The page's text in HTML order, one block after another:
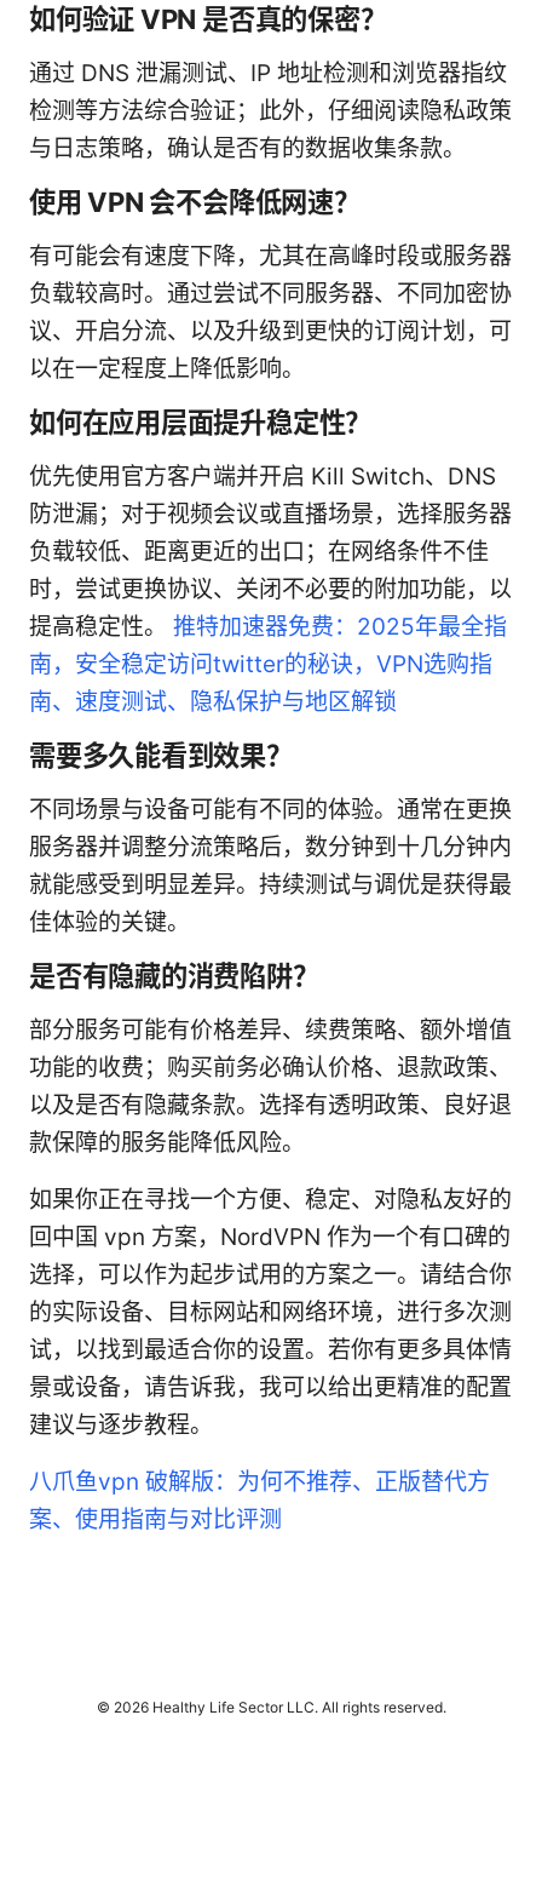
如何验证 VPN 是否真的保密？
通过 DNS 泄漏测试、IP 地址检测和浏览器指纹
检测等方法综合验证；此外，仔细阅读隐私政策
与日志策略，确认是否有的数据收集条款。
使用 VPN 会不会降低网速？
有可能会有速度下降，尤其在高峰时段或服务器
负载较高时。通过尝试不同服务器、不同加密协
议、开启分流、以及升级到更快的订阅计划，可
以在一定程度上降低影响。
如何在应用层面提升稳定性？
优先使用官方客户端并开启 Kill Switch、DNS
防泄漏；对于视频会议或直播场景，选择服务器
负载较低、距离更近的出口；在网络条件不佳
时，尝试更换协议、关闭不必要的附加功能，以
提高稳定性。 推特加速器免费：2025年最全指
南，安全稳定访问twitter的秘诀，VPN选购指
南、速度测试、隐私保护与地区解锁
需要多久能看到效果？
不同场景与设备可能有不同的体验。通常在更换
服务器并调整分流策略后，数分钟到十几分钟内
就能感受到明显差异。持续测试与调优是获得最
佳体验的关键。
是否有隐藏的消费陷阱？
部分服务可能有价格差异、续费策略、额外增值
功能的收费；购买前务必确认价格、退款政策、
以及是否有隐藏条款。选择有透明政策、良好退
款保障的服务能降低风险。
如果你正在寻找一个方便、稳定、对隐私友好的
回中国 vpn 方案，NordVPN 作为一个有口碑的
选择，可以作为起步试用的方案之一。请结合你
的实际设备、目标网站和网络环境，进行多次测
试，以找到最适合你的设置。若你有更多具体情
景或设备，请告诉我，我可以给出更精准的配置
建议与逐步教程。
八爪鱼vpn 破解版：为何不推荐、正版替代方
案、使用指南与对比评测
© 2026 Healthy Life Sector LLC. All rights reserved.